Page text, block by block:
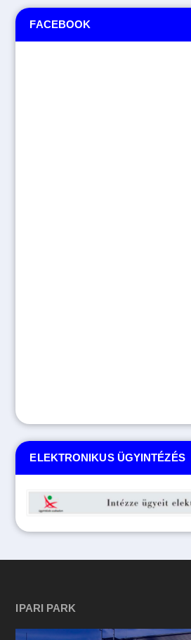
ELEKTRONIKUS ÜGYINTÉZÉS
FACEBOOK
IPARI PARK